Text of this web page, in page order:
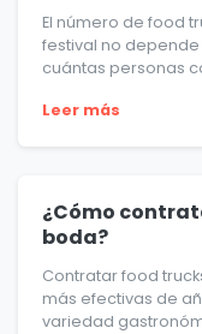
El número de food
festival no
cuántas personas
Leer más
¿Cómo
boda?
Contratar food
más efectivas de
variedad